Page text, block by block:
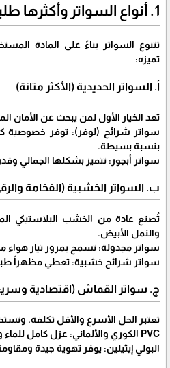
​1. أنواع السواتر وأكثرها طلباً
​تتنوع السواتر بناءً على المادة
تميزه:
​أ. السواتر الحديدية (الأكثر متانة)
​تعد الخيار الأول لمن يبحث عن الأمان
​سواتر شرائح (لوفر): توفر خصوصية
بنسبة بسيطة.
​سواتر أبجور: تتميز بشكلها الجمالي
​ب. السواتر الخشبية (الفخامة
والنمل الأبيض.
​سواتر مجدولة: تسمح بمرور تيار هواء
​سواتر شرائح خشبية: تعطي مظهراً
​ج. سواتر القماش (اقتصادية
​تعتبر الحل الأسرع والأقل تكلفة،
​PVC الكوري والألماني: عزل كامل للماء والغبار.
​البولي إيثيلين: يوفر تهوية جيدة